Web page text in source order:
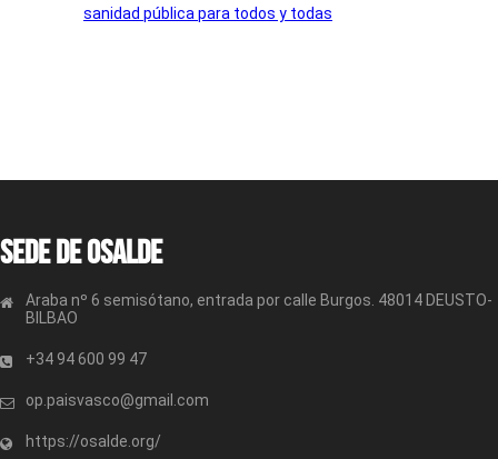
sanidad pública para todos y todas
Sede de OSALDE
Araba nº 6 semisótano, entrada por calle Burgos. 48014 DEUSTO-
BILBAO
+34 94 600 99 47
op.paisvasco@gmail.com
https://osalde.org/